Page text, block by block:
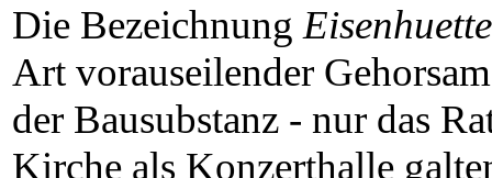
Die Bezeichnung
Art vorauseilender
der Bausubstanz - nur das
Kirche als Konzerthalle